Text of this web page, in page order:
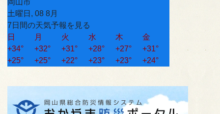
土曜日, 08 8月
7日間の天気予報を見る
日
月 火 水 木
金
+34° +32° +31° +28° +27° +31°
+25° +25° +22° +23° +23° +24°